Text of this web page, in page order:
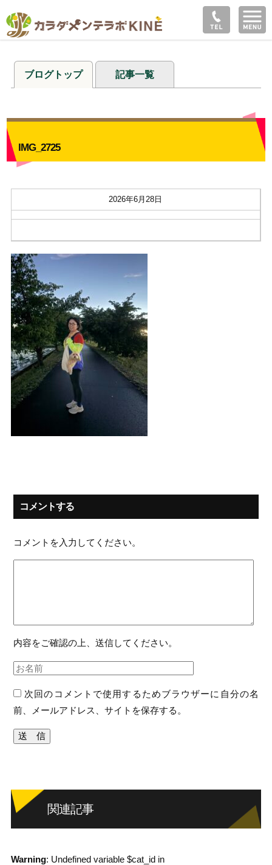
ブログトップ 記事一覧
IMG_2725
2026年6月28日
コメントする
コメントを入力してください。
内容をご確認の上、送信してください。
次回のコメントで使用するためブラウザーに自分の名
前、メールアドレス、サイトを保存する。
関連記事
Warning: Undefined variable $cat_id in